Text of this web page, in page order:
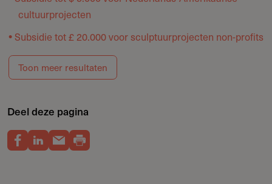
cultuurprojecten
Subsidie tot £ 20.000 voor sculptuurprojecten non-profits
Toon meer resultaten
Deel deze pagina